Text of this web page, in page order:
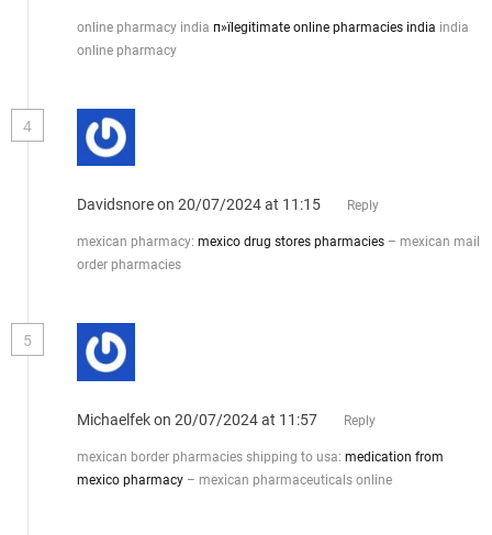
online pharmacy india п»їlegitimate online pharmacies india india
online pharmacy
4
Davidsnoreon 20/07/2024 at 11:15 Reply
mexican pharmacy: mexico drug stores pharmacies – mexican mail
order pharmacies
5
Michaelfekon 20/07/2024 at 11:57 Reply
mexican border pharmacies shipping to usa: medication from
mexico pharmacy – mexican pharmaceuticals online